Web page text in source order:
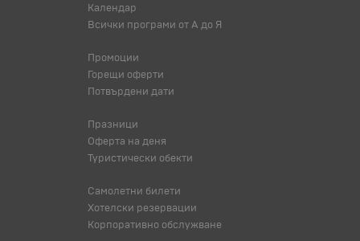
Календар
Всички програми от А до Я
Промоции
Горещи оферти
Потвърдени дати
Празници
Оферта на деня
Туристически обекти
Самолетни билети
Хотелски резервации
Корпоративно обслужване